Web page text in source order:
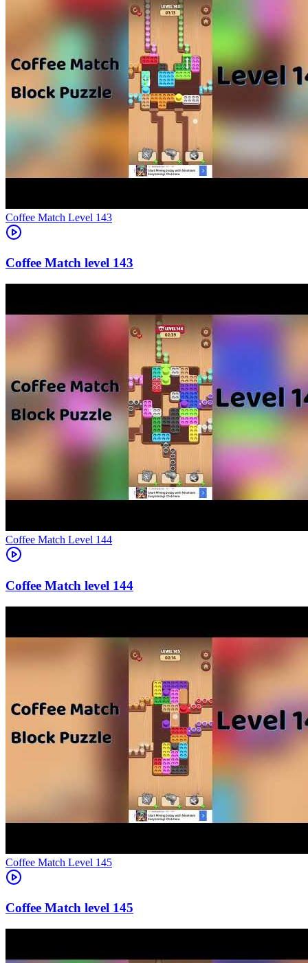
Level 143
143
Level 144
144
Level 145
145